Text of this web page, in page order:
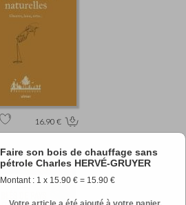
Faire son bois de chauffage sans
pétrole Charles HERVÉ-GRUYER
Montant : 1 x 15.90 € = 15.90 €
16.90 €